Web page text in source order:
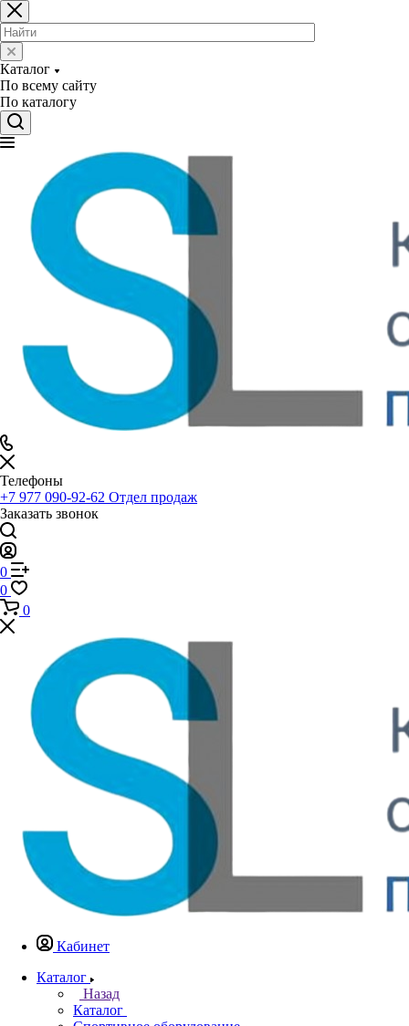
Каталог
По всему сайту
По каталогу
Телефоны
+7 977 090-92-62 Отдел продаж
Заказать звонок
0
0
0
Кабинет
Каталог
Назад
Каталог